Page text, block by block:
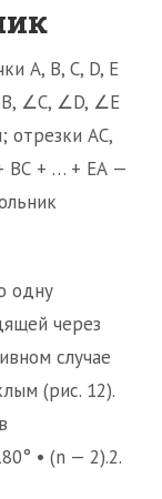
А, В, С, D, Е
∠C, ∠D, ∠E
отрезки АС,
ВС + … + ЕА —
одну
через
случае
(рис. 12).
• (n — 2).2.